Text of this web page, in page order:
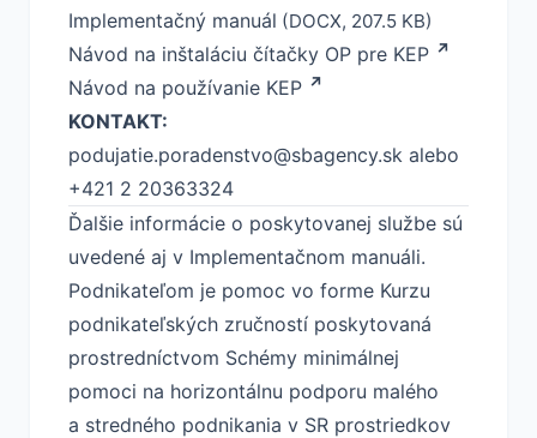
Implementačný manuál (DOCX, 207.5 KB)
Návod na inštaláciu čítačky OP pre KEP
Návod na používanie KEP
KONTAKT:
podujatie.poradenstvo@sbagency.sk alebo
+421 2 20363324
Ďalšie informácie o poskytovanej službe sú
uvedené aj v Implementačnom manuáli.
Podnikateľom je pomoc vo forme Kurzu
podnikateľských zručností poskytovaná
prostredníctvom Schémy minimálnej
pomoci na horizontálnu podporu malého
a stredného podnikania v SR prostriedkov